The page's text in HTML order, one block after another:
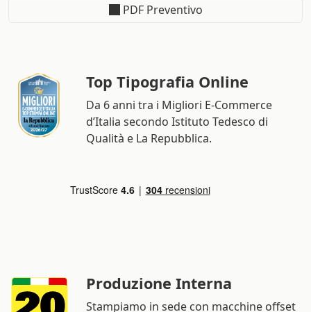
PDF Preventivo
Top Tipografia Online
Da 6 anni tra i Migliori E-Commerce
d’Italia secondo Istituto Tedesco di
Qualità e La Repubblica.
Produzione Interna
Stampiamo in sede con macchine offset